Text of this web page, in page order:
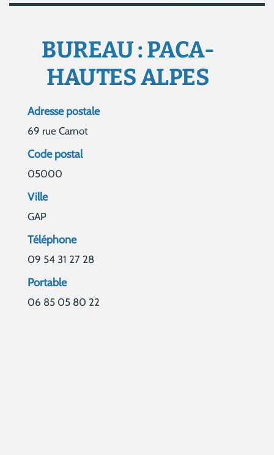
BUREAU : PACA-
HAUTES ALPES
Adresse postale
69 rue Carnot
Code postal
05000
Ville
GAP
Téléphone
09 54 31 27 28
Portable
06 85 05 80 22